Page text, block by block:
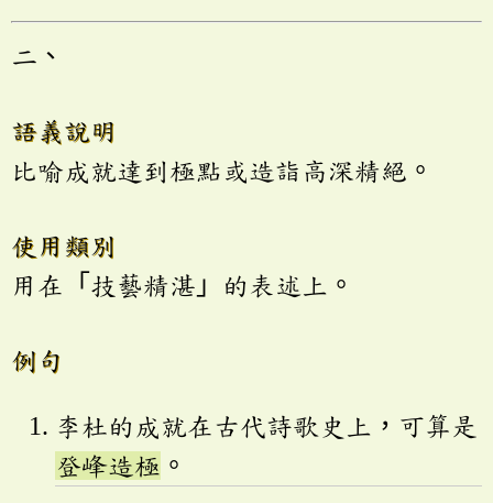
二、
語義說明
比喻成就達到極點或造詣高深精絕。
使用類別
用在「技藝精湛」的表述上。
例句
李杜的成就在古代詩歌史上，可算是
登峰造極 。